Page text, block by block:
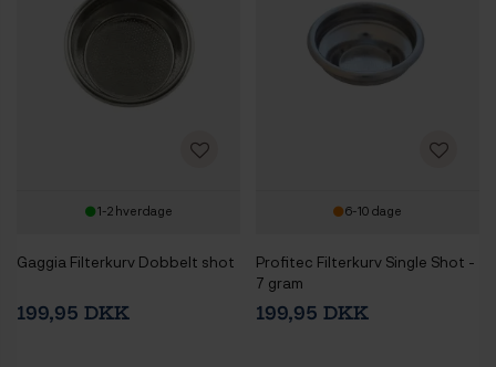
1-2 hverdage
Gaggia Filterkurv Dobbelt shot
199,95 DKK
6-10 dage
Profitec Filterkurv Single Shot -
7 gram
199,95 DKK